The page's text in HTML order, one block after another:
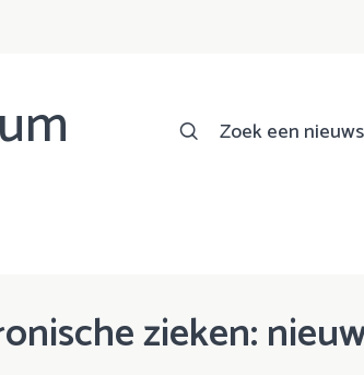
Zoek een
zieken: